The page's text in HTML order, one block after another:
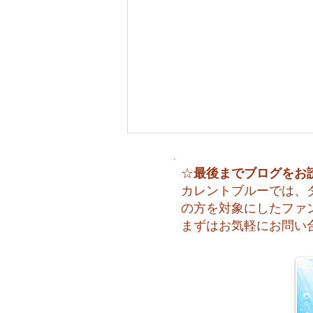
😊 海へ戻る第一歩！リフレ
☆最後までブログを
カレントブルーでは
の方を対象にしたファ
まずはお気軽にお問い